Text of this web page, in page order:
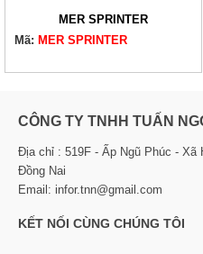
MER SPRINTER
Mã: MER SPRINTER
CÔNG TY TNHH TUẤN
Địa chỉ : 519F - Ấp Ngũ Phúc - Xã
Đồng Nai
Email: infor.tnn@gmail.com
KẾT NỐI CÙNG CHÚNG TÔI